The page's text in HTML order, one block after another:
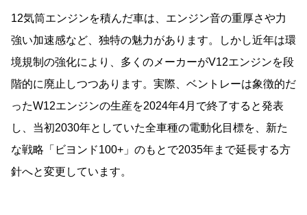
【メルセデス最上級】マイバッハ S680のV12
実力
【最強アストン】DBS 770アルティメットは限
定V12
【V12の芸術品】パガーニ・ウートピア
まとめ｜V12エンジンの魅力はこれからも色褪せ
ない
12気筒エンジンを積んだ車は、エンジン音の重厚さや力
強い加速感など、独特の魅力があります。しかし近年は環
境規制の強化により、多くのメーカーがV12エンジンを段
階的に廃止しつつあります。実際、ベントレーは象徴的だ
ったW12エンジンの生産を2024年4月で終了すると発表
し、当初2030年としていた全車種の電動化目標を、新た
な戦略「ビヨンド100+」のもとで2035年まで延長する方
針へと変更しています。